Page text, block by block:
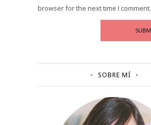
browser for the next time I comment.
SOBRE MÍ